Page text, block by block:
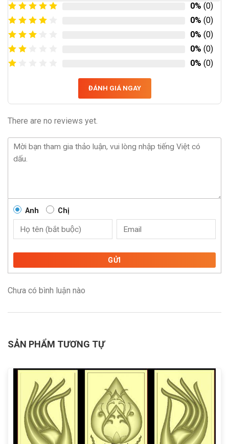
0% (0)
0% (0)
0% (0)
0% (0)
0% (0)
ĐÁNH GIÁ NGAY
There are no reviews yet.
Anh Chị
GỬI
Chưa có bình luận nào
SẢN PHẨM TƯƠNG TỰ